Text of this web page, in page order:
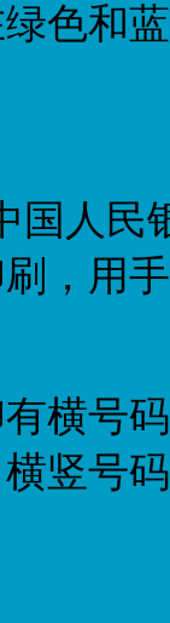
色和
国人民
，用
横号
竖号